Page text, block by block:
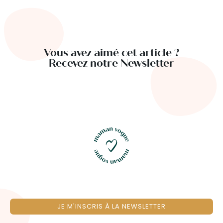
Vous avez aimé cet article ?
Recevez notre Newsletter
JE M'INSCRIS À LA NEWSLETTER